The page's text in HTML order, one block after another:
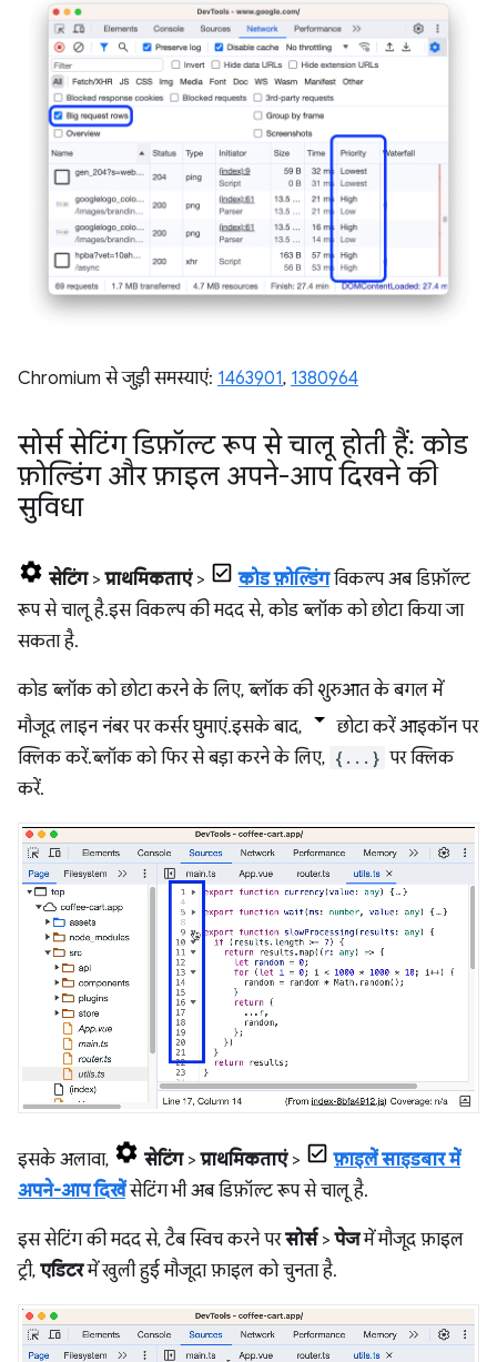
Chromium से जुड़ी समस्याएं: 1463901, 1380964
सोर्स सेटिंग डिफ़ॉल्ट रूप से चालू होती हैं: कोड
फ़ोल्डिंग और फ़ाइल अपने-आप दिखने की
सुविधा
सेटिंग>प्राथमिकताएं> कोड फ़ोल्डिंगविकल्प अब डिफ़ॉल्ट
रूप से चालू है. इस विकल्प की मदद से, कोड ब्लॉक को छोटा किया जा
सकता है.
कोड ब्लॉक को छोटा करने के लिए, ब्लॉक की शुरुआत के बगल में
मौजूद लाइन नंबर पर कर्सर घुमाएं. इसके बाद,
छोटा करें आइकॉन पर
क्लिक करें. ब्लॉक को फिर से बड़ा करने के लिए, {...} पर क्लिक
करें.
इसके अलावा, सेटिंग>प्राथमिकताएं>
फ़ाइलें साइडबार में
अपने-आप दिखेंसेटिंग भी अब डिफ़ॉल्ट रूप से चालू है.
इस सेटिंग की मदद से, टैब स्विच करने परसोर्स>पेजमें मौजूद फ़ाइल
ट्री, एडिटरमें खुली हुई मौजूदा फ़ाइल को चुनता है.